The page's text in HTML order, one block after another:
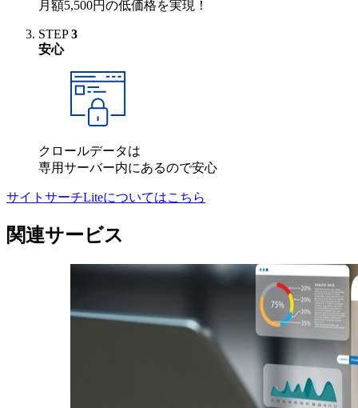
月額5,500円の低価格を実現！
STEP3
安心
クロールデータは
専用サーバー内にあるので安心
サイトサーチLiteについてはこちら
関連サービス